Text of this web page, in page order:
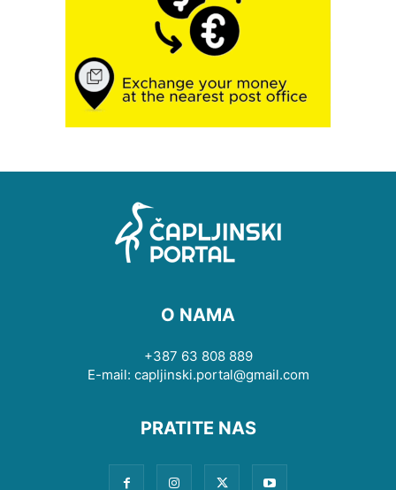
O NAMA
+387 63 808 889
E-mail: capljinski.portal@gmail.com
PRATITE NAS